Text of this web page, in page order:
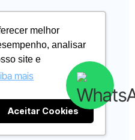
melhor
analisar
site e
mais
Aceitar Cookies